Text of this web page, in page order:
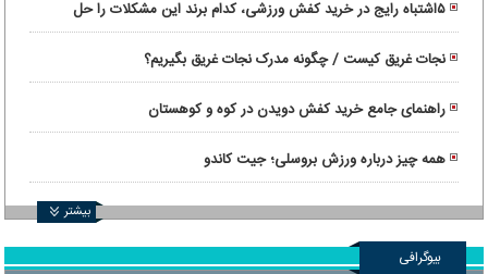
۵اشتباه رایج در خرید کفش ورزشی، کدام برند این مشکلات را حل
کرده‌ است؟
نجات غریق کیست / چگونه مدرک نجات غریق بگیریم؟
راهنمای جامع خرید کفش دویدن در کوه و کوهستان
همه چیز درباره ورزش بروسلی؛ جیت کاندو
بیشتر
بیوگرافی